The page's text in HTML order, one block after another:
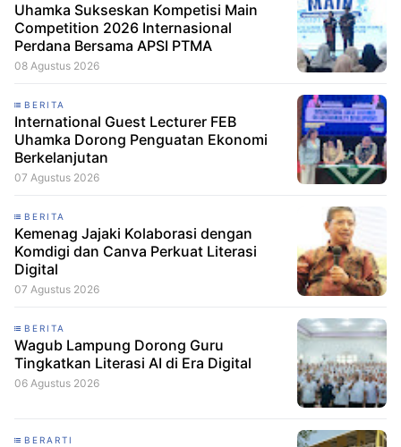
Uhamka Sukseskan Kompetisi Main
Competition 2026 Internasional
Perdana Bersama APSI PTMA
08 Agustus 2026
BERITA
International Guest Lecturer FEB
Uhamka Dorong Penguatan Ekonomi
Berkelanjutan
07 Agustus 2026
BERITA
Kemenag Jajaki Kolaborasi dengan
Komdigi dan Canva Perkuat Literasi
Digital
07 Agustus 2026
BERITA
Wagub Lampung Dorong Guru
Tingkatkan Literasi AI di Era Digital
06 Agustus 2026
BERARTI